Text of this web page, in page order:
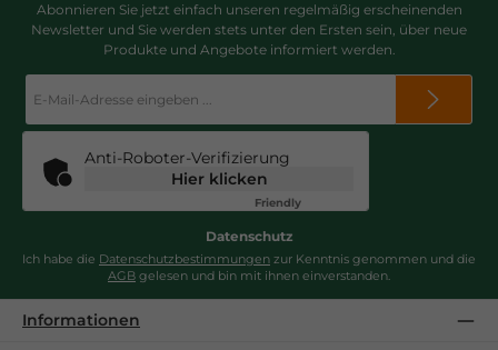
Abonnieren Sie jetzt einfach unseren regelmäßig erscheinenden
Newsletter und Sie werden stets unter den Ersten sein, über neue
Produkte und Angebote informiert werden.
Mail-
Adresse
Anti-Roboter-Verifizierung
Hier klicken
Friendly
Datenschutz
Ich habe die Datenschutzbestimmungen zur Kenntnis genommen und die
AGB gelesen und bin mit ihnen einverstanden.
Informationen